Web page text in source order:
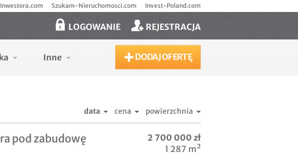
Szukam-Nieruchomosci.com Invest-Poland.com
LOGOWANIE REJESTRACJA
Inne DODAJ OFERTĘ
data cena powierzchnia
pod zabudowę
2 700 000 zł
1 287 m²